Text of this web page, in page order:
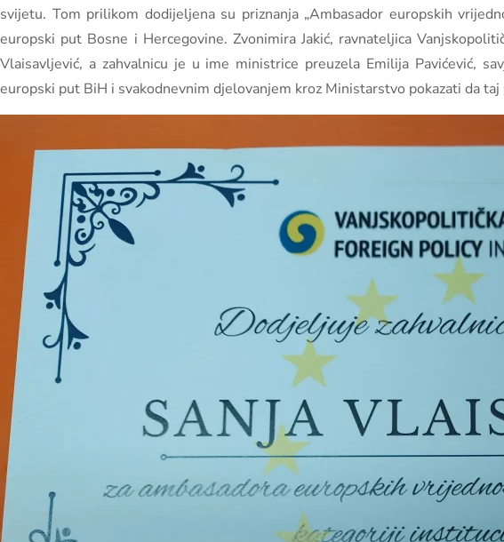
svijetu. Tom prilikom dodijeljena su priznanja „Ambasador europskih
europski put Bosne i Hercegovine. Zvonimira Jakić, ravnateljica
Vlaisavljević, a zahvalnicu je u ime ministrice preuzela Emilija Pavićević,
europski put BiH i svakodnevnim djelovanjem kroz Ministarstvo pokazati da